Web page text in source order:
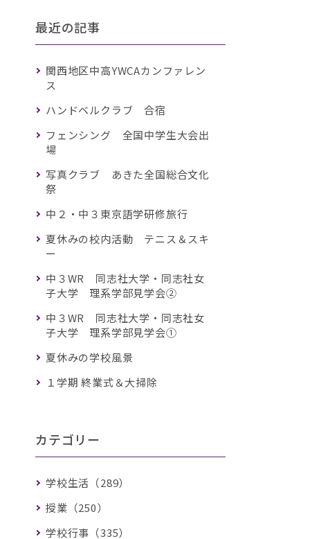
最近の記事
関西地区中高YWCAカンファレン
ス
ハンドベルクラブ 合宿
フェンシング 全国中学生大会出
場
写真クラブ あきた全国総合文化
祭
中２・中３東京語学研修旅行
夏休みの校内活動 テニス＆スキ
ー
中３WR 同志社大学・同志社女
子大学 理系学部見学会②
中３WR 同志社大学・同志社女
子大学 理系学部見学会①
夏休みの学校風景
１学期 終業式＆大掃除
カテゴリー
学校生活（289）
授業（250）
学校行事（335）